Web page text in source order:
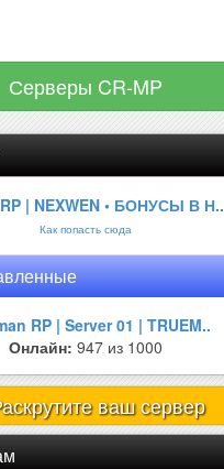
Серверы CR-MP
| NEXWEN • БОНУСЫ В Н..
Как попасть сюда
RP | Server 01 | TRUEM..
Онлайн: 947 из 1000
ваш сервер